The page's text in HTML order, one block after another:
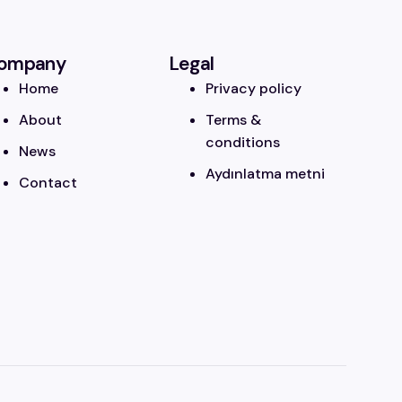
Home
About
News
Contact
Legal
Privacy policy
Terms &
conditions
Aydınlatma metni